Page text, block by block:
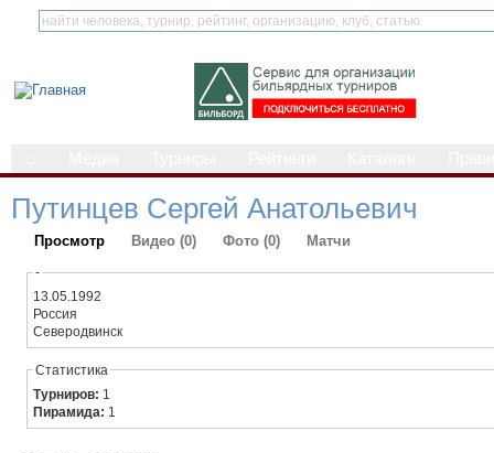
Путинцев Сергей Анатольевич
Просмотр Видео (0) Фото (0) Матчи
-
13.05.1992
Россия
Северодвинск
Статистика
Турниров: 1
Пирамида: 1